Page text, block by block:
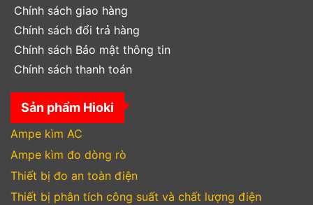
Chính sách giao hàng
Chính sách đổi trả hàng
Chính sách Bảo mật thông tin
Chính sách thanh toán
Sản phẩm Hioki
Ampe kìm AC
Ampe kìm đo dòng rò
Thiết bị đo an toàn điện
Thiết bị phân tích công suất và chất lượng điện